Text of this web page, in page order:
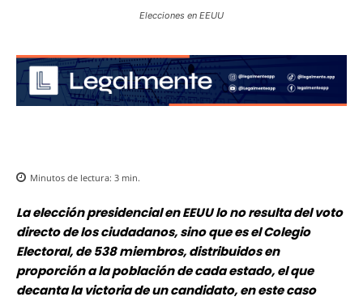
Elecciones en EEUU
Minutos de lectura: 3 min.
La elección presidencial en EEUU lo no resulta del voto
directo de los ciudadanos, sino que es el Colegio
Electoral, de 538 miembros, distribuidos en
proporción a la población de cada estado, el que
decanta la victoria de un candidato, en este caso